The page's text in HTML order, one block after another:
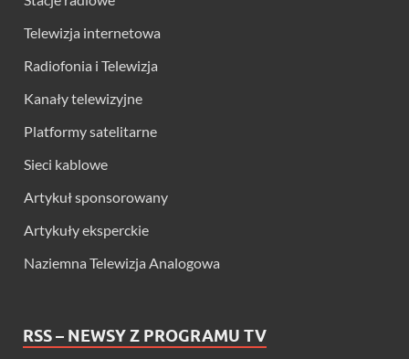
Telewizja internetowa
Radiofonia i Telewizja
Kanały telewizyjne
Platformy satelitarne
Sieci kablowe
Artykuł sponsorowany
Artykuły eksperckie
Naziemna Telewizja Analogowa
RSS – NEWSY Z PROGRAMU TV